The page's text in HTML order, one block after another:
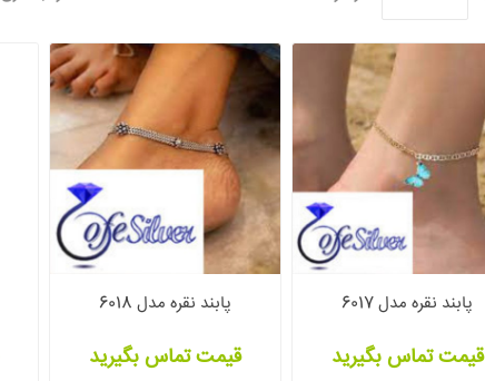
پابند نقره مدل 6017
قیمت تماس بگیرید
پابند نقره مدل 6018
قیمت تماس بگیرید